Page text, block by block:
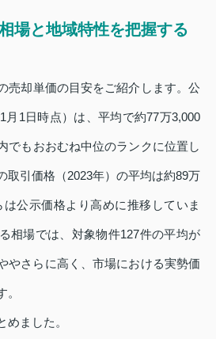
場と地域特性を把握する
売却単価の目安をご紹介します。公
月1日時点）は、平均で約77万3,000
でもおおむね中位のランクに位置し
取引価格（2023年）の平均は約89万
公示価格より高めに推移していま
相場では、対象物件127件の平均が
やさらに高く、市場における実勢価
めました。